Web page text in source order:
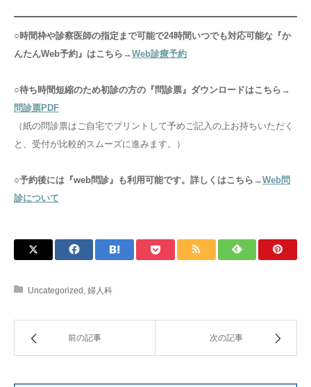
○時間枠や診察医師の指定まで可能で24時間いつでも対応可能な『か
んたんWeb予約』はこちら→Web診療予約
○待ち時間短縮のため初診の方の『問診票』ダウンロードはこちら→
問診票PDF
（紙の問診票はご自宅でプリントして予めご記入の上お持ちいただく
と、受付が比較的スムーズに進みます。）
○予約後には『web問診』も利用可能です。詳しくはこちら→Web問
診について
Uncategorized 婦人科
前の記事 次の記事